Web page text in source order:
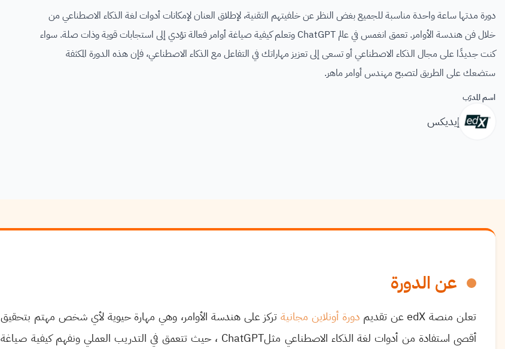
دورة مدتها ساعة واحدة مناسبة للجميع بغض النظر عن خلفيتهم التقنية، لإطلاق العنان لإمكانات أدوات لغة الذكاء الاصطناعي من
خلال فن هندسة الأوامر. تعمق انغمس في عالم ChatGPT وتعلم كيفية صياغة أوامر فعالة تؤدي إلى استجابات قوية وذات صلة. سواء
كنت جديدًا على مجال الذكاء الاصطناعي أو تسعى إلى تعزيز مهاراتك في التفاعل مع الذكاء الاصطناعي، فإن هذه الدورة المكثفة
ستضعك على الطريق لتصبح مهندس أوامر ماهر.
اسم المدرّب
إيديكس
عن الدورة
تعلن منصة edXعن تقديمدورة أونلاين مجانيةتركز على هندسة الأوامر، وهي مهارة حيوية لأي شخص مهتم بتحقيق
أقصى استفادة من أدوات لغة الذكاء الاصطناعي مثلChatGPT ، حيث تتعمق في التدريب العملي ونفهم كيفية صياغة